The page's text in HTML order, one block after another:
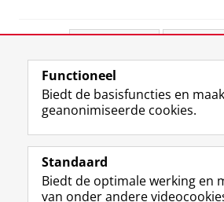
View this page in:English
Volg de RUG
F
a
e
L
i
k
Studiekiezers
Functioneel
Biedt de basisfuncties en
geanonimiseerde cookies.
Standaard
Biedt de optimale werking en
van onder andere